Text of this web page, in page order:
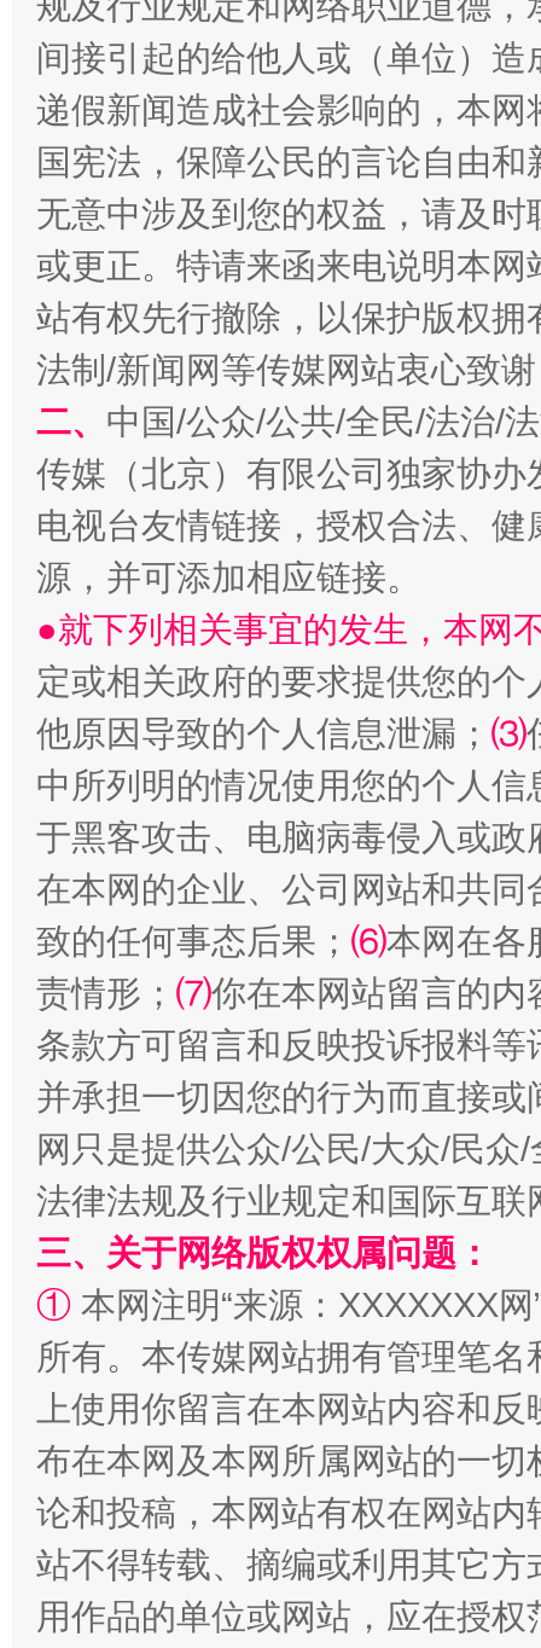
魏明亮
“刷贴”乱象丛生
生
揭批美国五大"原罪" "炒
解纷+调解+退费，一次搞定
站台名比不上好声名
间接引起的给他人或（单位）
递假新闻造成社会影响的，本
国宪法，保障公民的言论自由
无意中涉及到您的权益，请及
或更正。特请来函来电说明本
站有权先行撤除，以保护版权
法制/新闻网等传媒网站衷心致
二、 中国/公众/公共/全民/法治/
传媒（北京）有限公司独家协
电视台友情链接，授权合法、
源，并可添加相应链接。
●就下列相关事宜的发生，本网
定或相关政府的要求提供您的个
他原因导致的个人信息泄漏； ⑶
中所列明的情况使用您的个人
于黑客攻击、电脑病毒侵入或
在本网的企业、公司网站和共
致的任何事态后果； ⑹本网在各
责情形； ⑺你在本网站留言的内
条款方可留言和反映投诉报料
并承担一切因您的行为而直接
网只是提供公众/公民/大众/民
法律法规及行业规定和国际互
三、关于网络版权权属问题：
① 本网注明“来源：XXXXXXX
所有。本传媒网站拥有管理笔
上使用你留言在本网站内容和
布在本网及本网所属网站的一
论和投稿，本网站有权在网站
站不得转载、摘编或利用其它
用作品的单位或网站，应在授